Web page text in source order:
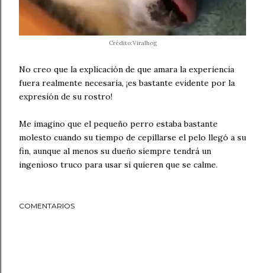
Crédito:Viralhog
No creo que la explicación de que amara la experiencia
fuera realmente necesaria, ¡es bastante evidente por la
expresión de su rostro!
Me imagino que el pequeño perro estaba bastante
molesto cuando su tiempo de cepillarse el pelo llegó a su
fin, aunque al menos su dueño siempre tendrá un
ingenioso truco para usar si quieren que se calme.
COMENTARIOS